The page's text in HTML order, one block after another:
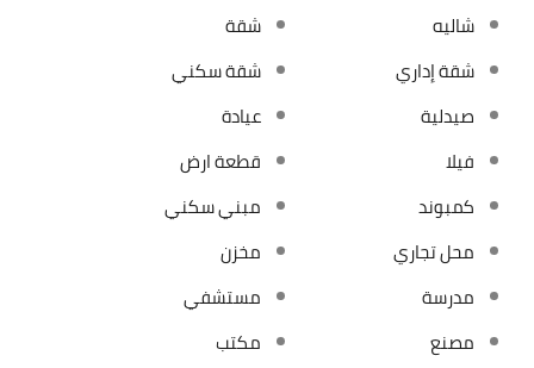
شاليه
شقة
شقة إداري
شقة سكني
صيدلية
عيادة
فيلا
قطعة ارض
كمبوند
مبني سكني
محل تجاري
مخزن
مدرسة
مستشفي
مصنع
مكتب